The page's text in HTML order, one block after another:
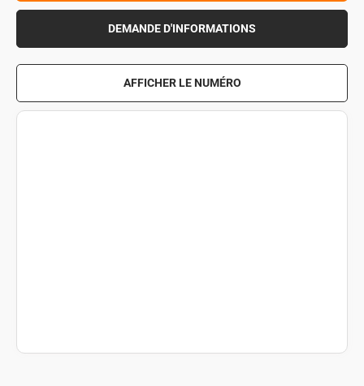
DEMANDE D'INFORMATIONS
AFFICHER LE NUMÉRO